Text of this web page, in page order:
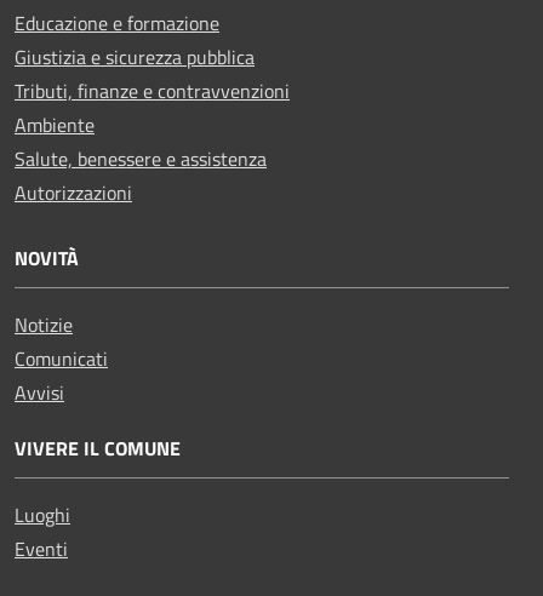
Educazione e formazione
Giustizia e sicurezza pubblica
Tributi, finanze e contravvenzioni
Ambiente
Salute, benessere e assistenza
Autorizzazioni
NOVITÀ
Notizie
Comunicati
Avvisi
VIVERE IL COMUNE
Luoghi
Eventi